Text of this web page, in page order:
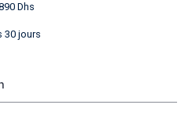
Dhs
30 jours